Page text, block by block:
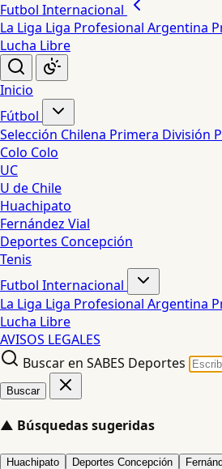
Futbol Internacional
La Liga Liga Profesional Argentina
Lucha Libre
Inicio
Fútbol
Selección Chilena Primera División
Colo Colo
UC
U de Chile
Huachipato
Fernández Vial
Deportes Concepción
Tenis
Futbol Internacional
La Liga Liga Profesional Argentina
Lucha Libre
AVISOS LEGALES
Buscar en SABES Deportes
Buscar
▲ Búsquedas sugeridas
Huachipato Deportes Concepción